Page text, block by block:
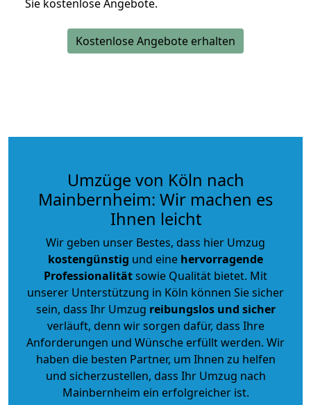
Sie kostenlose Angebote.
Kostenlose Angebote erhalten
Umzüge von Köln nach
Mainbernheim: Wir machen es
Ihnen leicht
Wir geben unser Bestes, dass hier Umzug
kostengünstig und eine hervorragende
Professionalitätsowie Qualität bietet. Mit
unserer Unterstützung in Köln können Sie sicher
sein, dass Ihr Umzug reibungslos und sicher
verläuft, denn wir sorgen dafür, dass Ihre
Anforderungen und Wünsche erfüllt werden. Wir
haben die besten Partner, um Ihnen zu helfen
und sicherzustellen, dass Ihr Umzug nach
Mainbernheim ein erfolgreicher ist.